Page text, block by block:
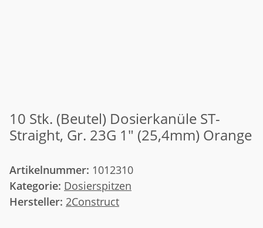
10 Stk. (Beutel) Dosierkanüle ST-
Straight, Gr. 23G 1" (25,4mm) Orange
Artikelnummer: 1012310
Kategorie: Dosierspitzen
Hersteller: 2Construct